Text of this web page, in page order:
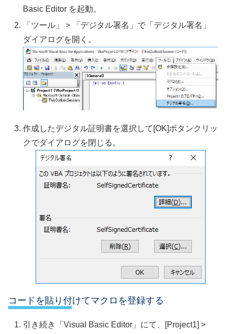
Basic Editor を起動。
「ツール」 > 「デジタル署名」で「デジタル署名」
ダイアログを開く。
作成したデジタル証明書を選択して[OK]ボタンクリッ
クでダイアログを閉じる。
コードを貼り付けてマクロを登録する
引き続き「Visual Basic Editor」にて、[Project1] >